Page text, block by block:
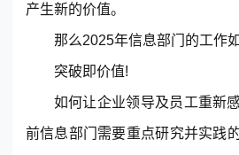
产生新的价值。
那么2025年信息部门的工作
突破即价值!
如何让企业领导及员工重新
前信息部门需要重点研究并实践